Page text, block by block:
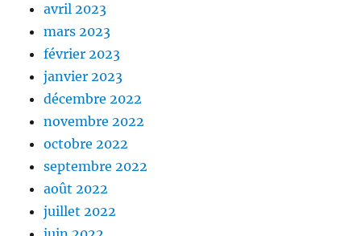
avril 2023
mars 2023
février 2023
janvier 2023
décembre 2022
novembre 2022
octobre 2022
septembre 2022
août 2022
juillet 2022